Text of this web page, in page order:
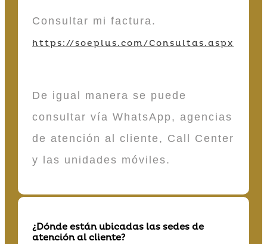
Consultar mi factura.
https://soeplus.com/Consultas.aspx
De igual manera se puede
consultar vía WhatsApp, agencias
de atención al cliente, Call Center
y las unidades móviles.
¿Dónde están ubicadas las sedes de
atención al cliente?